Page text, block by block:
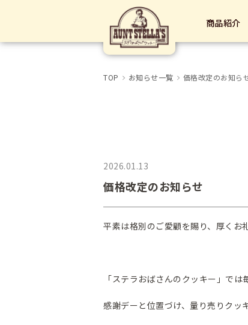
商品紹介
TOP お知らせ一覧 価格改定のお知ら
2026.01.13
価格改定のお知らせ
平素は格別のご愛顧を賜り、厚くお
「ステラおばさんのクッキー」で
感謝デーと位置づけ、量り売りクッ